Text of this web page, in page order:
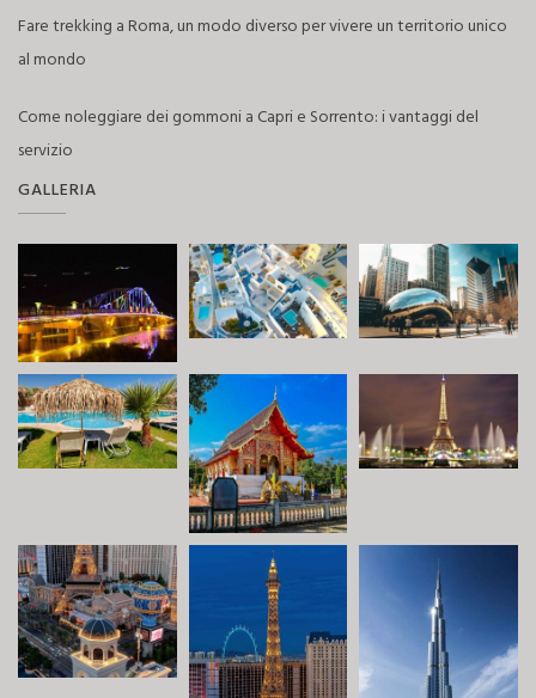
Fare trekking a Roma, un modo diverso per vivere un territorio unico
al mondo
Come noleggiare dei gommoni a Capri e Sorrento: i vantaggi del
servizio
GALLERIA